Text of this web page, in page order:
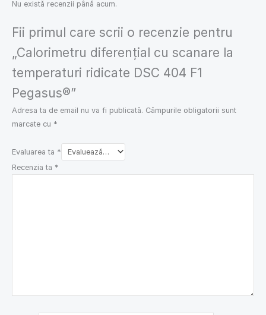
Nu există recenzii până acum.
Fii primul care scrii o recenzie pentru
„Calorimetru diferențial cu scanare la
temperaturi ridicate DSC 404 F1
Pegasus®”
Adresa ta de email nu va fi publicată. Câmpurile obligatorii sunt
marcate cu *
Evaluarea ta *
Recenzia ta *